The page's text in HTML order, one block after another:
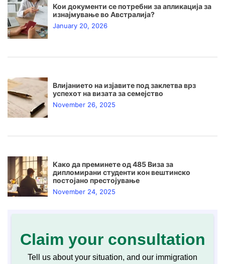
Кои документи се потребни за апликација за
изнајмување во Австралија?
January 20, 2026
Влијанието на изјавите под заклетва врз
успехот на визата за семејство
November 26, 2025
Како да преминете од 485 Виза за
дипломирани студенти кон вештинско
постојано престојување
November 24, 2025